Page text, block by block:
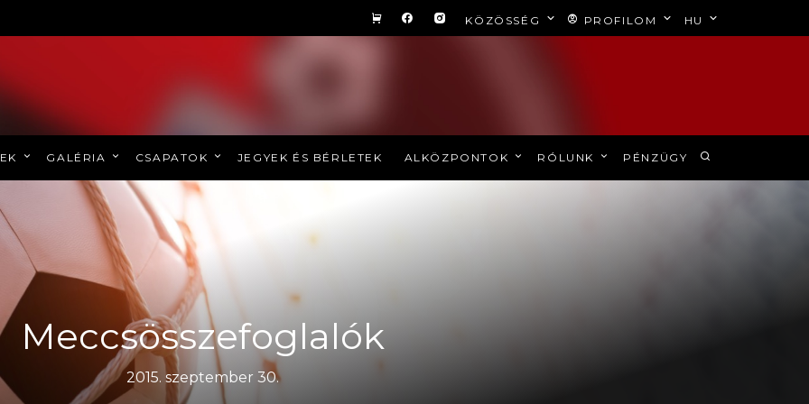
KÖZÖSSÉG PROFILOM HU
GALÉRIA CSAPATOK JEGYEK ÉS BÉRLETEK ALKÖZPONTOK RÓLUNK PÉNZÜGY
Meccsösszefoglalók
2015. szeptember 30.